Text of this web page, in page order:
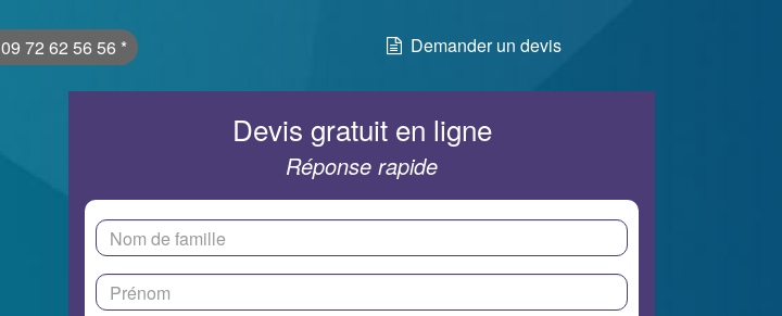
09 72 62 56 56 * Demander un devis
Devis gratuit en ligne
Réponse rapide